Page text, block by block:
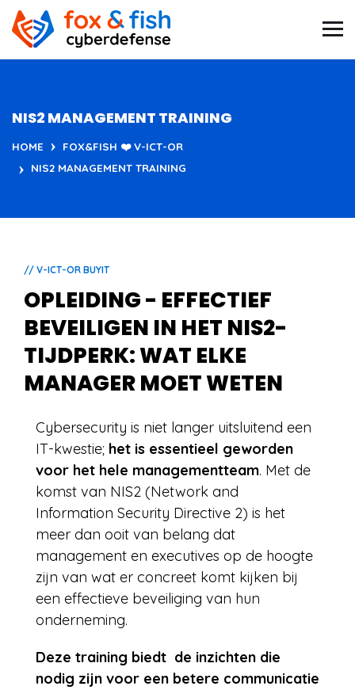
NIS2 MANAGEMENT TRAINING
HOME
FOX&FISH ❤️ V-ICT-OR
NIS2 MANAGEMENT TRAINING
// V-ICT-OR BUYIT
OPLEIDING - EFFECTIEF
BEVEILIGEN IN HET NIS2-
TIJDPERK: WAT ELKE
MANAGER MOET WETEN
Cybersecurity is niet langer uitsluitend een
IT-kwestie; het is essentieel geworden
voor het hele managementteam. Met de
komst van NIS2 (Network and
Information Security Directive 2) is het
meer dan ooit van belang dat
management en executives op de hoogte
zijn van wat er concreet komt kijken bij
een effectieve beveiliging van hun
onderneming.
Deze training biedt de inzichten die
nodig zijn voor een betere communicatie